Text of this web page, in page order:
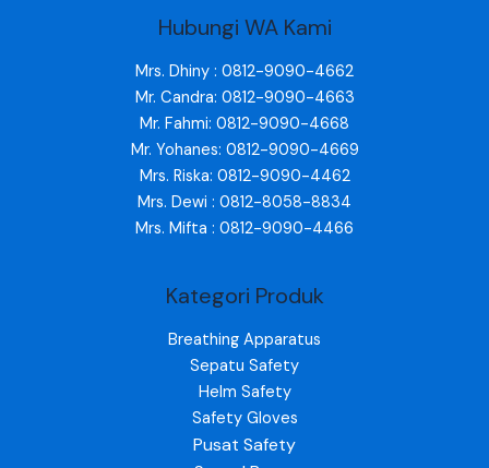
Hubungi WA Kami
Mrs. Dhiny : 0812-9090-4662
Mr. Candra: 0812-9090-4663
Mr. Fahmi: 0812-9090-4668
Mr. Yohanes: 0812-9090-4669
Mrs. Riska: 0812-9090-4462
Mrs. Dewi : 0812-8058-8834
Mrs. Mifta : 0812-9090-4466
Kategori Produk
Breathing Apparatus
Sepatu Safety
Helm Safety
Safety Gloves
Pusat Safety